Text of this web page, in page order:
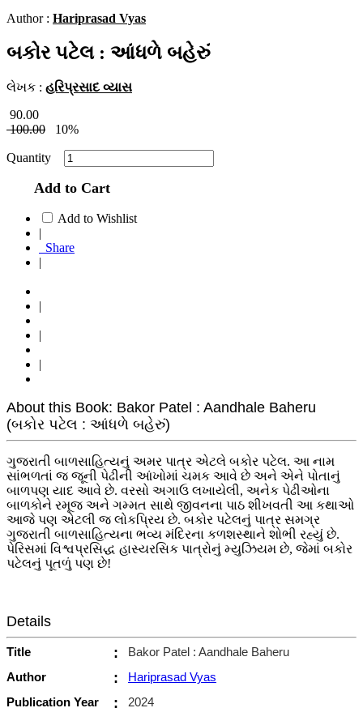
Author : Hariprasad Vyas
બકોર પટેલ : આંધળે બહેરું
લેખક : હરિપ્રસાદ વ્યાસ
90.00
100.00
10%
Quantity
Add to Cart
Add to Wishlist
|
Share
|
|
|
|
About this Book: Bakor Patel : Aandhale Baheru
(બકોર પટેલ : આંધળે બહેરું)
ગુજરાતી બાળસાહિત્યનું અમર પાત્ર એટલે બકોર પટેલ. આ નામ
સાંભળતાં જ જૂની પેઢીની આંખોમાં ચમક આવે છે અને એને પોતાનું
બાળપણ યાદ આવે છે. વરસો અગાઉ લખાયેલી, અનેક પેઢીઓના
બાળકોને રમૂજ અને ગમ્મત સાથે જીવનના પાઠ શીખવતી આ કથાઓ
આજે પણ એટલી જ લોકપ્રિય છે. બકોર પટેલનું પાત્ર સમગ્ર
ગુજરાતી બાળસાહિત્યના ભવ્ય મંદિરના કળશસ્થાને શોભી રહ્યું છે.
પેરિસમાં વિશ્વપ્રસિદ્ધ હાસ્યરસિક પાત્રોનું મ્યુઝિયમ છે, જેમાં બકોર
પટેલનું પૂતળું પણ છે!
Details
Title :
Bakor Patel : Aandhale Baheru
Author
:
Hariprasad Vyas
Publication Year
:
2024